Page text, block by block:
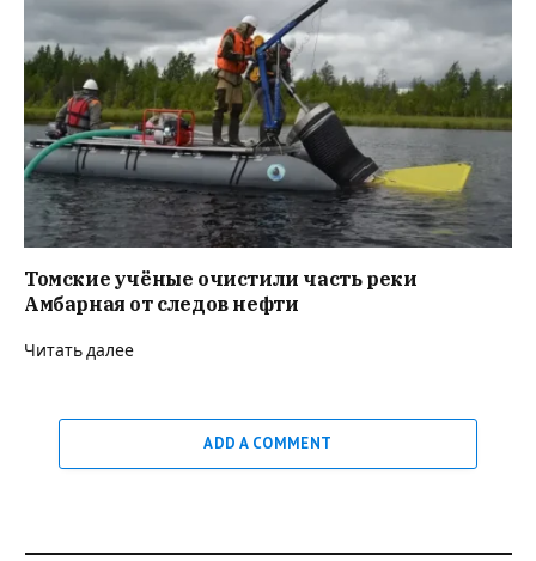
Томские учёные очистили часть реки
Амбарная от следов нефти
Читать далее
ADD A COMMENT